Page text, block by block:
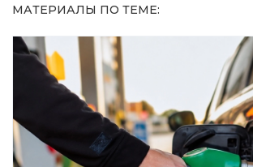
МАТЕРИАЛЫ ПО ТЕМЕ: